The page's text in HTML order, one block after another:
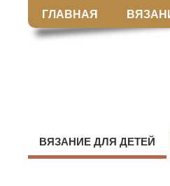
ГЛАВНАЯ
ВЯЗАНИЕ ДЛЯ ДЕТЕЙ